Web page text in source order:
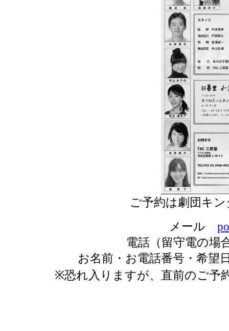
ご予約は劇団キ
メール
電話（留守電の場
お名前・お電話番号・希望
※恐れ入りますが、直前のご予